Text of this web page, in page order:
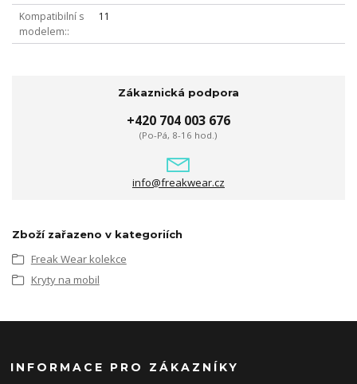
Kompatibilní s
modelem:
11
Zákaznická podpora
+420 704 003 676
(Po-Pá, 8-16 hod.)
info@freakwear.cz
Zboží zařazeno v kategoriích
Freak Wear kolekce
Kryty na mobil
INFORMACE PRO ZÁKAZNÍKY